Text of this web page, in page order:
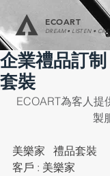
ECOART
DREAM • LISTEN •
企業禮品訂
套裝
ECOART為客人提
製
美樂家   禮品套裝
客戶 : 美樂家